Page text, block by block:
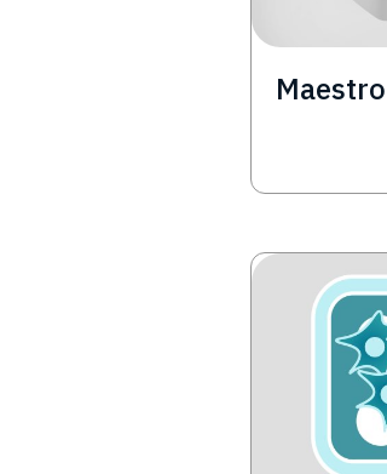
Image